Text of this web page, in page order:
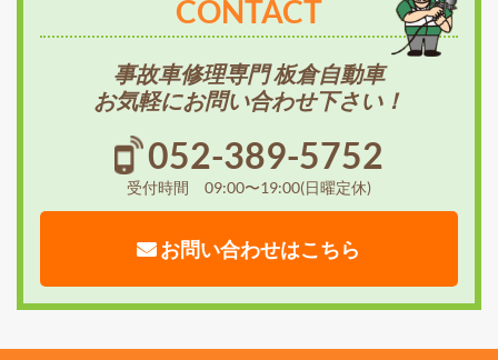
CONTACT
事故車修理専門 板倉自動車
お気軽にお問い合わせ下さい！
052-389-5752
受付時間 09:00〜19:00(日曜定休)
お問い合わせはこちら